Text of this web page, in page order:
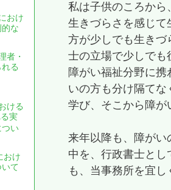
私は子供のころから
生きづらさを感じて
方が少しでも生き
士の立場で少しでも
障がい福祉分野に
いの方も分け隔て
学び、そこから障が
来年以降も、障が
中を、行政書士と
も、当事務所を宜し
おけ
な
者・
る
ける
実
い
おけ
て